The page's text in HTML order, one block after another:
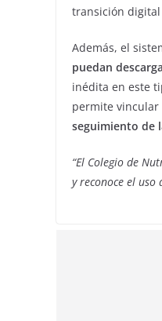
transición
Además, el
puedan
inédita en este
permite vincular
seguimiento de
“El Colegio de
y reconoce el